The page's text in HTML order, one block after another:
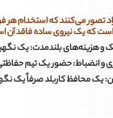
تصور می‌کنند که استخدام
که یک نیروی ساده فاقد آن
بلندمدت: یک نگهبان
و انضباط: حضور یک تیم
یک محافظ کاربلد صرفاً یک